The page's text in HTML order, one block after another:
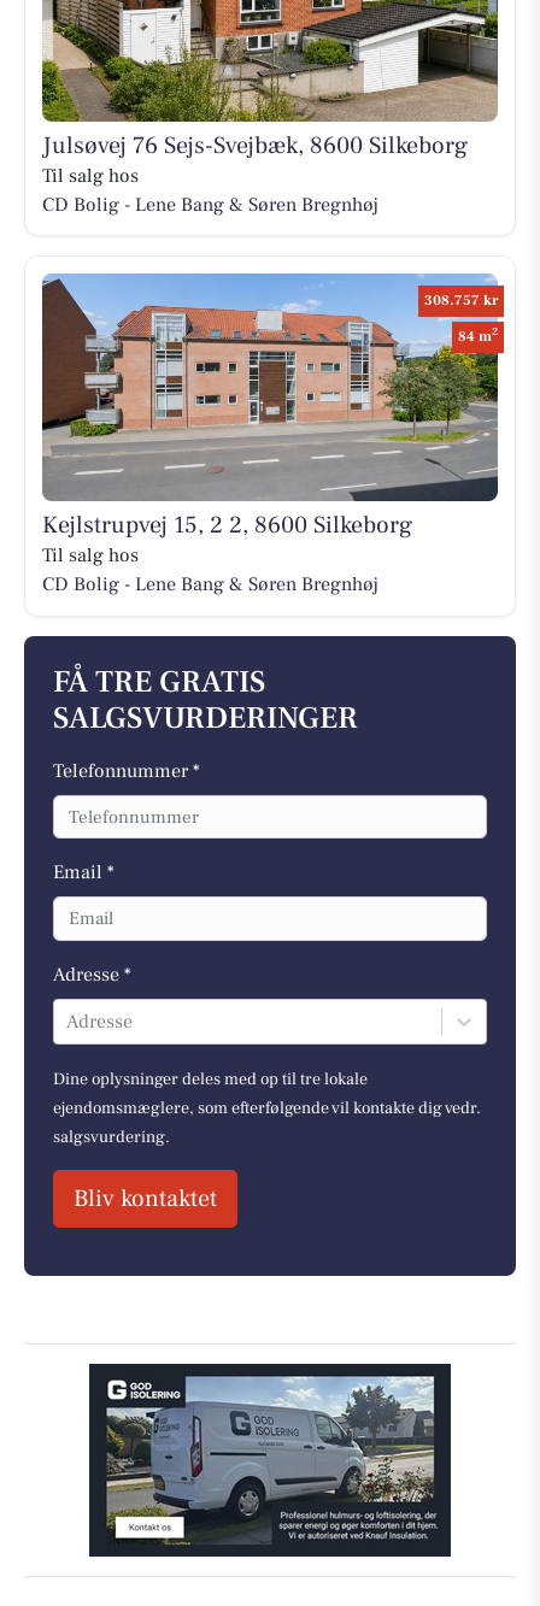
Julsøvej 76 Sejs-Svejbæk, 8600 Silkeborg
Til salg hos
CD Bolig - Lene Bang & Søren Bregnhøj
308.757 kr
84 m2
Kejlstrupvej 15, 2 2, 8600 Silkeborg
Til salg hos
CD Bolig - Lene Bang & Søren Bregnhøj
FÅ TRE GRATIS
SALGSVURDERINGER
Telefonnummer *
Email *
Adresse *
Adresse
Dine oplysninger deles med op til tre lokale
ejendomsmæglere, som efterfølgende vil kontakte dig vedr.
salgsvurdering.
Bliv kontaktet